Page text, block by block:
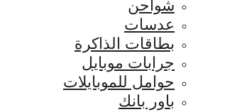
شواحن
عدسات
بطاقات الذاكرة
جرابات موبايل
حوامل للموبايلات
باور بانك